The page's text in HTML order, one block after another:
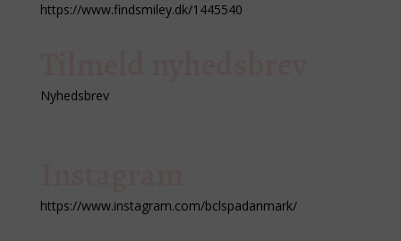
https://www.findsmiley.dk/1445540
Nyhedsbrev
https://www.instagram.com/bclspadanmark/